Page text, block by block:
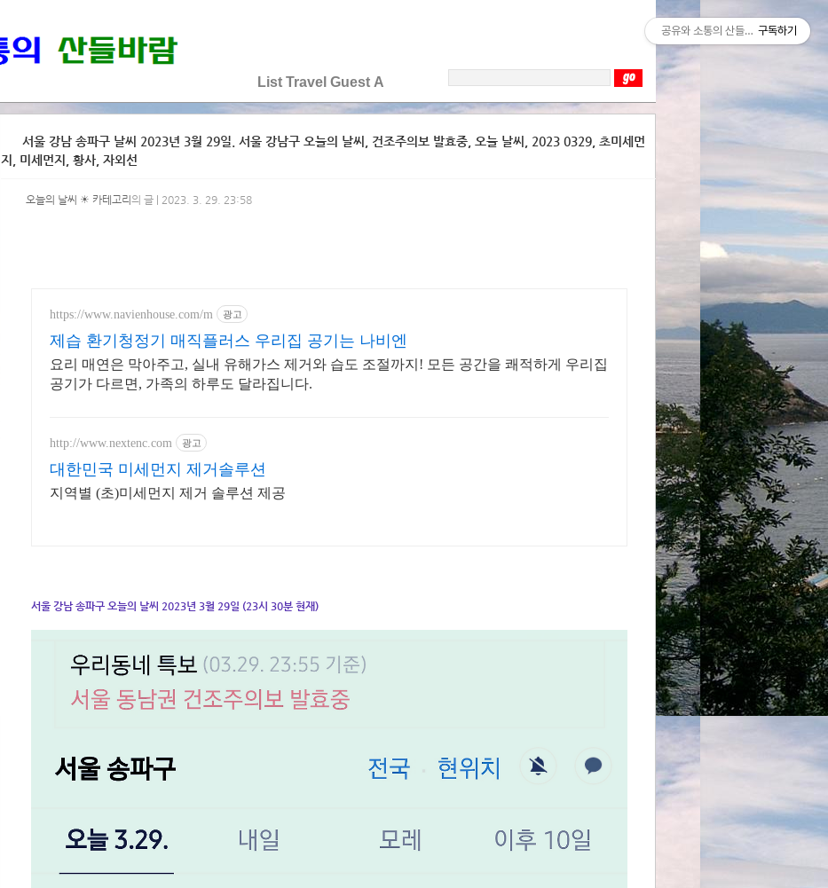
List Travel Guest A
서울 강남 송파구 날씨 2023년 3월 29일. 서울 강남구 오늘의 날씨, 건조주의보 발효중, 오늘 날씨, 2023 0329, 초미세먼
지, 미세먼지, 황사, 자외선
오늘의 날씨 ☀ 카테고리 의 글 | 2023. 3. 29. 23:58
https://www.navienhouse.com/m 광고
제습 환기청정기 매직플러스 우리집 공기는 나비엔
요리 매연은 막아주고, 실내 유해가스 제거와 습도 조절까지! 모든 공간을 쾌적하게 우리집
공기가 다르면, 가족의 하루도 달라집니다.
http://www.nextenc.com 광고
대한민국 미세먼지 제거솔루션
지역별 (초)미세먼지 제거 솔루션 제공
서울 강남 송파구 오늘의 날씨 2023년 3월 29일 (23시 30분 현재)
공유와 소통의 산들바람구독하기